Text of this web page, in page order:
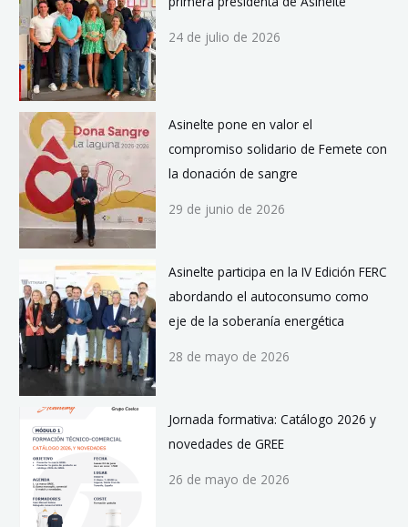
24 de julio de 2026
Asinelte pone en valor el
compromiso solidario de Femete con
la donación de sangre
29 de junio de 2026
Asinelte participa en la IV Edición FERC
abordando el autoconsumo como
eje de la soberanía energética
28 de mayo de 2026
Jornada formativa: Catálogo 2026 y
novedades de GREE
26 de mayo de 2026